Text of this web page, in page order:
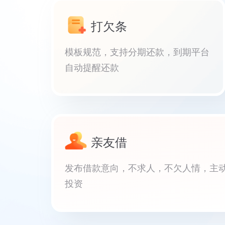
打欠条
模板规范，支持分期还款，到期平台
自动提醒还款
亲友借
发布借款意向，不求人，不欠人情，主
投资